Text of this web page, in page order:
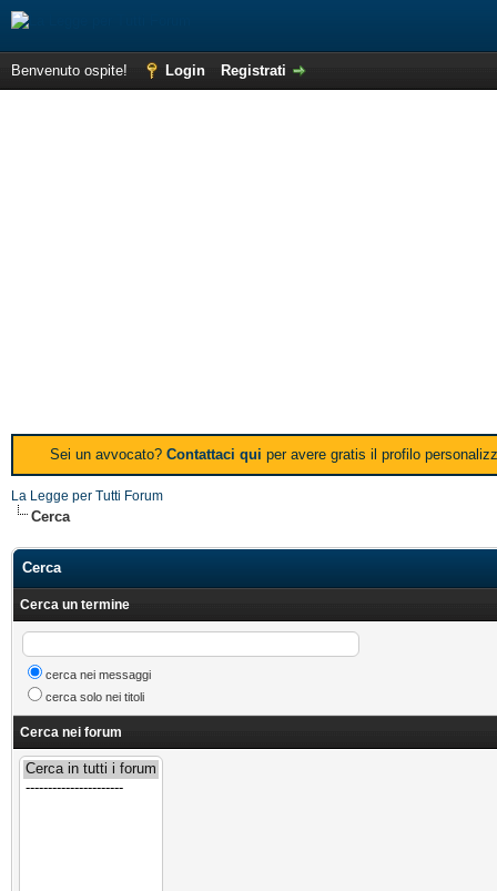
Benvenuto ospite! Login Registrati
Sei un avvocato? Contattaci qui per avere gratis il profilo
La Legge per Tutti Forum
Cerca
Cerca
Cerca un termine
cerca nei messaggi
cerca solo nei titoli
Cerca nei forum